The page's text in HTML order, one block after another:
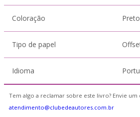
Coloração
Tipo de papel
Idioma
Tem algo a reclamar sobre este livro? Envie um
atendimento@clubedeautores.com.br